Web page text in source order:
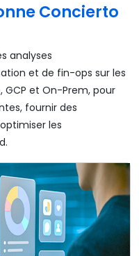
Concierto
analyses
et de fin-ops sur les
GCP et On-Prem, pour
fournir des
les